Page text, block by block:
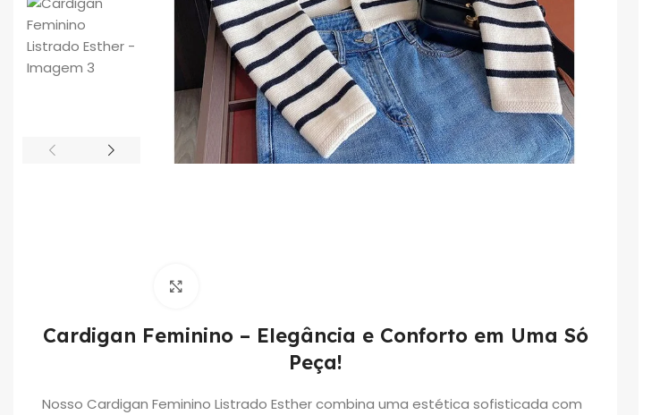
Cardigan Feminino – Elegância e Conforto em Uma Só
Peça!
Nosso Cardigan Feminino Listrado Esther combina uma estética sofisticada com